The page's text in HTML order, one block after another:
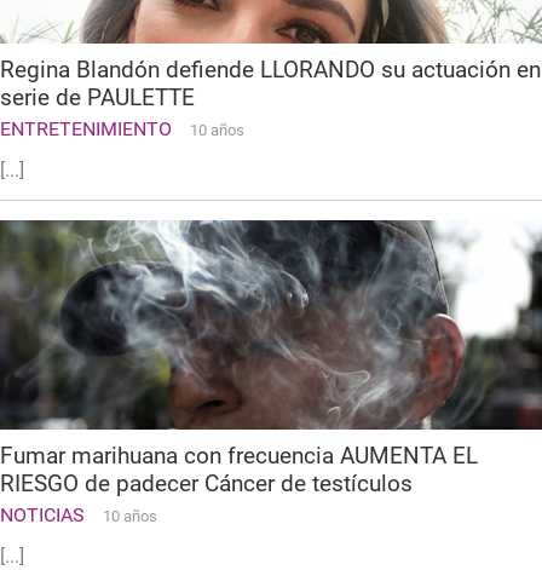
Regina Blandón defiende LLORANDO su actuación en
serie de PAULETTE
ENTRETENIMIENTO 10 años
[...]
Fumar marihuana con frecuencia AUMENTA EL
RIESGO de padecer Cáncer de testículos
NOTICIAS 10 años
[...]